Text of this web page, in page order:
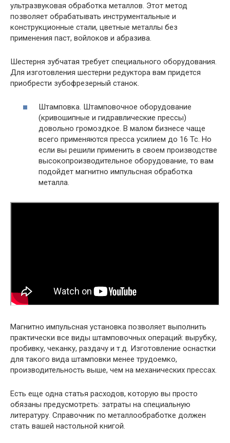
ультразвуковая обработка металлов. Этот метод
позволяет обрабатывать инструментальные и
конструкционные стали, цветные металлы без
применения паст, войлоков и абразива.
Шестерня зубчатая требует специального оборудования.
Для изготовления шестерни редуктора вам придется
приобрести зубофрезерный станок.
Штамповка. Штамповочное оборудование
(кривошипные и гидравлические прессы)
довольно громоздкое. В малом бизнесе чаще
всего применяются пресса усилием до 16 Тс. Но
если вы решили применить в своем производстве
высокопроизводительное оборудование, то вам
подойдет магнитно импульсная обработка
металла.
Магнитно импульсная установка позволяет выполнить
практически все виды штамповочных операций: вырубку,
пробивку, чеканку, раздачу и т.д. Изготовление оснастки
для такого вида штамповки менее трудоемко,
производительность выше, чем на механических прессах.
Есть еще одна статья расходов, которую вы просто
обязаны предусмотреть: затраты на специальную
литературу. Справочник по металлообработке должен
стать вашей настольной книгой.